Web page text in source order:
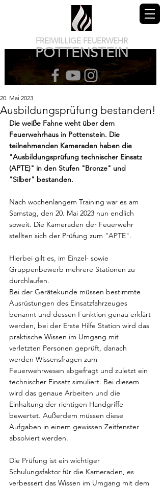
FREIWILLIGE FEUERWEHR
POTTENSTEIN
Ausbildungsprüfung bestanden!
20. Mai 2023
Die weiße Fahne weht über dem
Feuerwehrhaus in Pottenstein. Die
teilnehmenden Kameraden haben die
"Ausbildungsprüfung technischer Einsatz
(APTE)" in den Stufen "Bronze" und
"Silber" bestanden.
Nach wochenlangem Training war es am
Samstag, den 20. Mai 2023 nun endlich
soweit. Die Kameraden der Feuerwehr
stellten sich der Prüfung zum "APTE".
Hierbei gilt es, im Einzel- sowie
Gruppenbewerb mehrere Stationen zu
durchlaufen.
Bei der Gerätekunde müssen bestimmte
Ausrüstungen des Einsatzfahrzeuges
benannt und dessen Funktion genau erklärt
werden, bei der Erste Hilfe Station wird das
praktische Wissen im Umgang mit
verletzten Personen geprüft, danach
werden Wissensfragen zum
Feuerwehrwesen abgefragt und zuletzt ein
technischer Einsatz simuliert. Bei diesem
wird das genaue Arbeiten und die
Einhaltung der richtigen Handgriffe
bewertet. Außerdem müssen diese
Aufgaben in einem gewissen Zeitfenster
absolviert werden.
Die Prüfung ist ein wichtiger
Schulungsfaktor für die Kameraden, es
verbessert das Wissen im Umgang mit dem